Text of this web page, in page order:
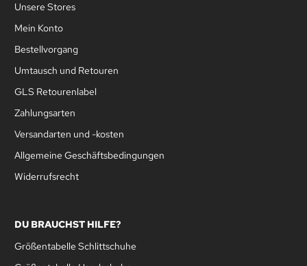
Unsere Stores
Mein Konto
Bestellvorgang
Umtausch und Retouren
GLS Retourenlabel
Zahlungsarten
Versandarten und -kosten
Allgemeine Geschäftsbedingungen
Widerrufsrecht
DU BRAUCHST HILFE?
Größentabelle Schlittschuhe